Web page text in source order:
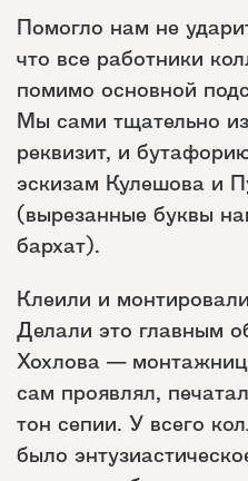
Помогло нам не
что все работники
помимо основной
Мы сами тщательно
реквизит, и
эскизам Кулешова и
(вырезанные буквы
бархат).
Клеили и
Делали это главным
Хохлова —
сам проявлял,
тон сепии. У всего
было